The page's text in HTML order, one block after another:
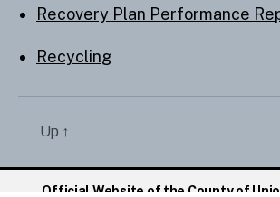
Recovery Plan Performance
Recycling
Up ↑
Official Website of the County of